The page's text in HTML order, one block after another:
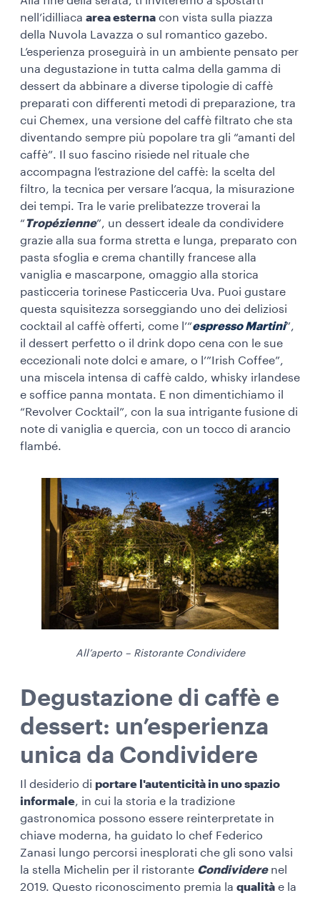
nell’idilliaca area esterna con vista sulla piazza
della Nuvola Lavazza o sul romantico gazebo.
L’esperienza proseguirà in un ambiente pensato per
una degustazione in tutta calma della gamma di
dessert da abbinare a diverse tipologie di caffè
preparati con differenti metodi di preparazione, tra
cui Chemex, una versione del caffè filtrato che sta
diventando sempre più popolare tra gli “amanti del
caffè”. Il suo fascino risiede nel rituale che
accompagna l’estrazione del caffè: la scelta del
filtro, la tecnica per versare l’acqua, la misurazione
dei tempi. Tra le varie prelibatezze troverai la
“Tropézienne”, un dessert ideale da condividere
grazie alla sua forma stretta e lunga, preparato con
pasta sfoglia e crema chantilly francese alla
vaniglia e mascarpone, omaggio alla storica
pasticceria torinese Pasticceria Uva. Puoi gustare
questa squisitezza sorseggiando uno dei deliziosi
cocktail al caffè offerti, come l’“espresso Martini”,
il dessert perfetto o il drink dopo cena con le sue
eccezionali note dolci e amare, o l’”Irish Coffee”,
una miscela intensa di caffè caldo, whisky irlandese
e soffice panna montata. E non dimentichiamo il
“Revolver Cocktail”, con la sua intrigante fusione di
note di vaniglia e quercia, con un tocco di arancio
flambé.
All’aperto – Ristorante Condividere
Degustazione di caffè e
dessert: un’esperienza
unica da Condividere
Il desiderio di portare l'autenticità in uno spazio
informale, in cui la storia e la tradizione
gastronomica possono essere reinterpretate in
chiave moderna, ha guidato lo chef Federico
Zanasi lungo percorsi inesplorati che gli sono valsi
la stella Michelin per il ristorante Condividerenel
2019. Questo riconoscimento premia la qualità e la